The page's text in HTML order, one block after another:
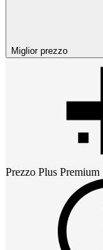
Miglior prezzo
Prezzo Plus Premium